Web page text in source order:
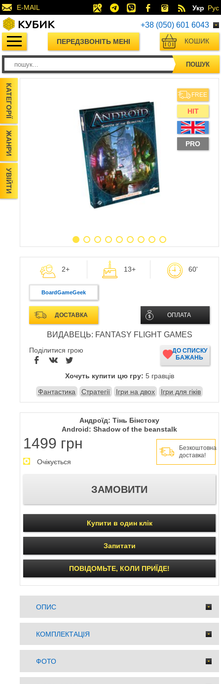
E-MAIL Укр Рус
+38 (050) 601 6043
ПЕРЕДЗВОНІТЬ МЕНІ КОШИК
0
ПОШУК
КАТЕГОРІЇ
ЖАНРИ
УВІЙТИ
FREE
HIT
PRO
2+ 13+ 60'
BoardGameGeek
ДОСТАВКА ОПЛАТА
ВИДАВЕЦЬ: FANTASY FLIGHT GAMES
Поділитися грою
ДО СПИСКУ
БАЖАНЬ
Хочуть купити цю гру: 5 гравців
Фантастика
Стратегії Ігри на двох Ігри для гіків
Андроїд: Тінь Бінстоку
Android: Shadow of the beanstalk
1499 грн
Безкоштовна
доставка!
Очікується
Купити в один клік
Запитати
ПОВІДОМЬТЕ, КОЛИ ПРИЇДЕ!
ОПИС
КОМПЛЕКТАЦІЯ
ФОТО